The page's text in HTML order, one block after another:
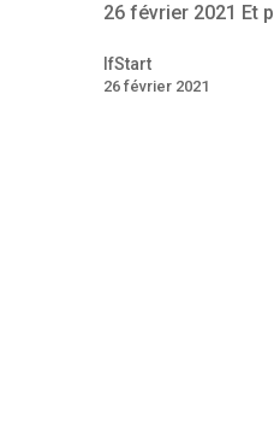
26 février 2021 Et
IfStart
26 février 2021